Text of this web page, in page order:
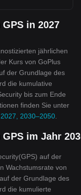
in 2027
jährlichen
Kurs von GoPlus
der Grundlage des
die kumulative
bis zum Ende
finden Sie unter
2030–2050
im Jahr
auf der
Wachstumsrate von
der Grundlage des
die kumulierte